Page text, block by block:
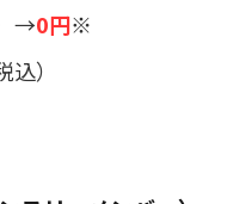
→0円※
）